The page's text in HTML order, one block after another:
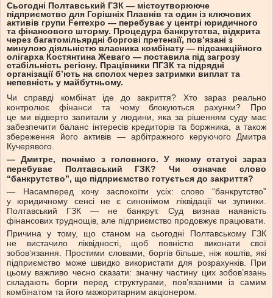
Сьогодні Полтавський ГЗК — містоутворююче
підприємство для Горішніх Плавнів та один із ключових
активів групи Ferrexpo — перебуває у центрі юридичного
та фінансового шторму. Процедура банкрутства, відкрита
через багатомільярдні боргові претензії, пов’язані з
минулою діяльністю власника комбінату — підсанкційного
олігарха Костянтина Жеваго — поставила під загрозу
стабільність регіону. Працівники ПГЗК та підрядні
організації б’ють на сполох через затримки виплат та
непевність у майбутньому.
Чи справді комбінат іде до закриття? Хто зараз реально
контролює фінанси та чому блокуються рахунки? Про
це ми відверто запитали у людини, яка за рішенням суду має
забезпечити баланс інтересів кредиторів та боржника, а також
збереження його активів — арбітражного керуючого Дмитра
Кучерявого.
— Дмитре, почнімо з головного. У якому статусі зараз
перебуває Полтавський ГЗК? Чи означає слово
“банкрутство”, що підприємство готується до закриття?
— Насамперед хочу заспокоїти усіх: слово “банкрутство”
у юридичному сенсі не є синонімом ліквідації чи зупинки.
Полтавський ГЗК — не банкрут. Суд визнав наявність
фінансових труднощів, але підприємство продовжує працювати.
Причина у тому, що станом на сьогодні Полтавському ГЗК
не вистачило ліквідності, щоб повністю виконати свої
зобов’язання. Простими словами, боргів більше, ніж коштів, які
підприємство може швидко використати для розрахунків. При
цьому важливо чесно сказати: значну частину цих зобов’язань
складають борги перед структурами, пов’язаними із самим
комбінатом та його мажоритарним акціонером.